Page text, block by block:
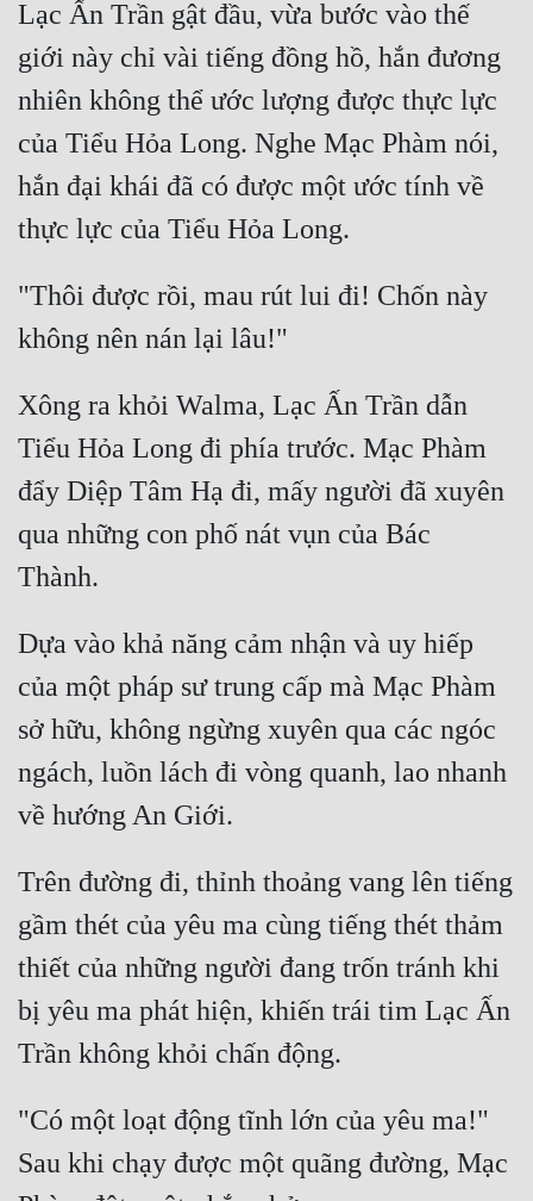
Lạc Ấn Trần gật đầu, vừa bước vào thế
giới này chỉ vài tiếng đồng hồ, hắn đương
nhiên không thể ước lượng được thực lực
của Tiểu Hỏa Long. Nghe Mạc Phàm nói,
hắn đại khái đã có được một ước tính về
"Thôi được rồi, mau rút lui đi! Chốn này
Xông ra khỏi Walma, Lạc Ấn Trần dẫn
Tiểu Hỏa Long đi phía trước. Mạc Phàm
đẩy Diệp Tâm Hạ đi, mấy người đã xuyên
qua những con phố nát vụn của Bác
Dựa vào khả năng cảm nhận và uy hiếp
của một pháp sư trung cấp mà Mạc Phàm
sở hữu, không ngừng xuyên qua các ngóc
ngách, luồn lách đi vòng quanh, lao nhanh
Trên đường đi, thỉnh thoảng vang lên tiếng
gầm thét của yêu ma cùng tiếng thét thảm
thiết của những người đang trốn tránh khi
bị yêu ma phát hiện, khiến trái tim Lạc Ấn
"Có một loạt động tĩnh lớn của yêu ma!"
Sau khi chạy được một quãng đường, Mạc